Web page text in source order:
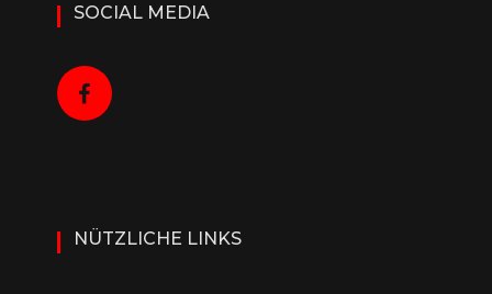
SOCIAL MEDIA
NÜTZLICHE LINKS